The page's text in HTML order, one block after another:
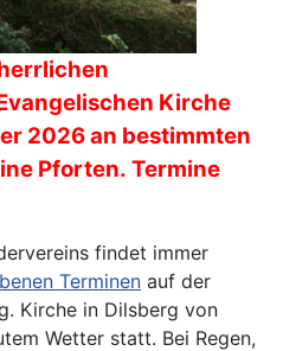
Kirche
2026 an bestimmten
Pforten. Termine
findet immer
Terminen auf der
Kirche in Dilsberg von
Wetter statt. Bei Regen,